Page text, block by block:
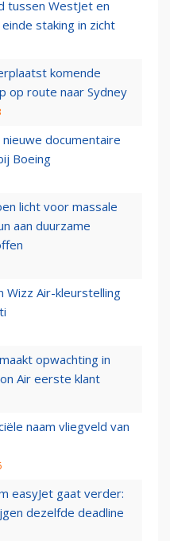
tussen WestJet en
staking in zicht
komende
op route naar Sydney
documentaire
Boeing
licht voor massale
aan duurzame
Wizz Air-kleurstelling
opwachting in
Air eerste klant
naam vliegveld van
easyJet gaat verder:
dezelfde deadline